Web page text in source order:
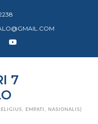
7
EMPATI, NASIONALIS)